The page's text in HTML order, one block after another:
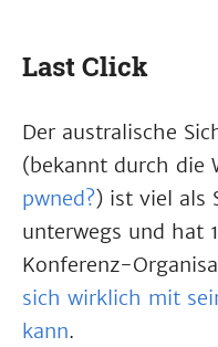
Last Click
Der australische
(bekannt durch die
pwned?) ist viel als
unterwegs und hat
Konferenz-
sich wirklich mit
kann.